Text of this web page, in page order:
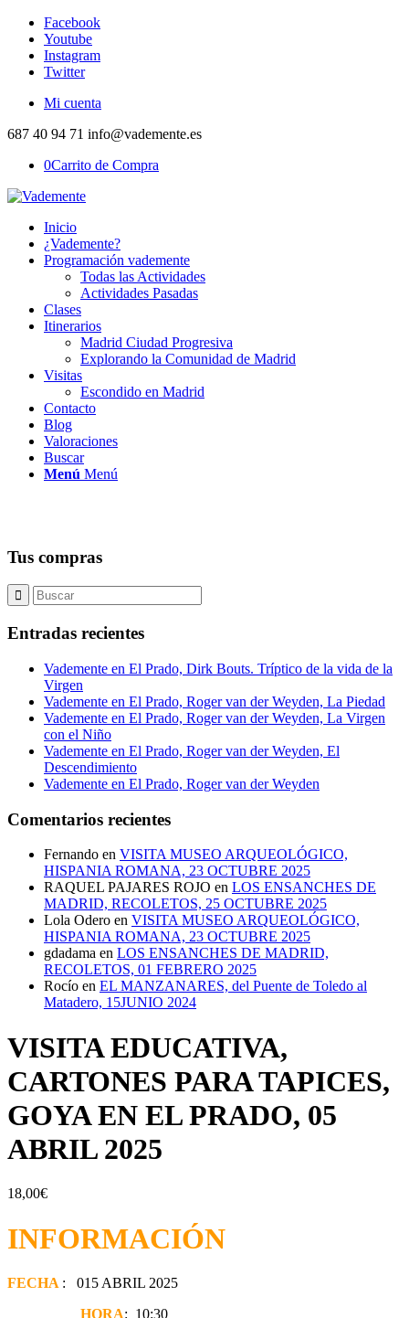
Facebook
Youtube
Instagram
Twitter
Mi cuenta
687 40 94 71 info@vademente.es
0Carrito de Compra
Inicio
¿Vademente?
Programación vademente
Todas las Actividades
Actividades Pasadas
Clases
Itinerarios
Madrid Ciudad Progresiva
Explorando la Comunidad de Madrid
Visitas
Escondido en Madrid
Contacto
Blog
Valoraciones
Buscar
Menú Menú
Tus compras
Entradas recientes
Vademente en El Prado, Dirk Bouts. Tríptico de la vida de la
Virgen
Vademente en El Prado, Roger van der Weyden, La Piedad
Vademente en El Prado, Roger van der Weyden, La Virgen
con el Niño
Vademente en El Prado, Roger van der Weyden, El
Descendimiento
Vademente en El Prado, Roger van der Weyden
Comentarios recientes
Fernando en VISITA MUSEO ARQUEOLÓGICO,
HISPANIA ROMANA, 23 OCTUBRE 2025
RAQUEL PAJARES ROJO en LOS ENSANCHES DE
MADRID, RECOLETOS, 25 OCTUBRE 2025
Lola Odero en VISITA MUSEO ARQUEOLÓGICO,
HISPANIA ROMANA, 23 OCTUBRE 2025
gdadama en LOS ENSANCHES DE MADRID,
RECOLETOS, 01 FEBRERO 2025
Rocío en EL MANZANARES, del Puente de Toledo al
Matadero, 15JUNIO 2024
VISITA EDUCATIVA,
CARTONES PARA TAPICES,
GOYA EN EL PRADO, 05
ABRIL 2025
18,00€
INFORMACIÓN
FECHA : 015 ABRIL 2025
HORA: 10:30